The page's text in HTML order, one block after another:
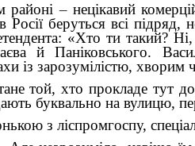
районі– нецікавий
Росії беруться всі
«Хто ти такий?
й Паніковського.
із зарозумілістю, хворим
той, хто прокладе тут
буквально на вулицю,
з ліспромгоспу,